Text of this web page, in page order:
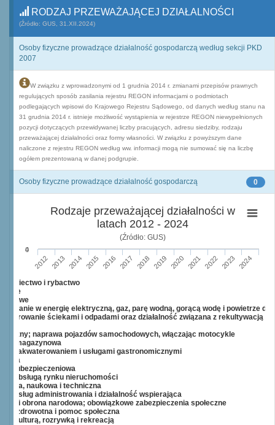
RODZAJ PRZEWAŻAJĄCEJ DZIAŁALNOŚCI
(Źródło: GUS, 31.XII.2024)
Osoby fizyczne prowadzące działalność gospodarczą według sekcji PKD
2007
W związku z wprowadzonymi od 1 grudnia 2014 r. zmianami przepisów prawnych
regulujących sposób zasilania rejestru REGON informacjami o podmiotach
podlegających wpisowi do Krajowego Rejestru Sądowego, od danych według stanu na
31 grudnia 2014 r. istnieje możliwość wystąpienia w rejestrze REGON niewypełnionych
pozycji dotyczących przewidywanej liczby pracujących, adresu siedziby, rodzaju
przeważającej działalności oraz formy własności. W związku z powyższym dane
naliczone z rejestru REGON według ww. informacji mogą nie sumować się na liczbę
ogółem prezentowaną w danej podgrupie.
0
Osoby fizyczne prowadzące działalność gospodarczą
Rodzaje przeważającej działalności w
latach 2012 - 2024
(Źródło: GUS)
2012 2013 2014 2015 2016 2017 2018 2019 2020 2021 2022 2023 2024
0
4
łowiectwo i rybactwo
w energię elektryczną, gaz, parę wodną, gorącą wodę i powietrze do
ściekami i odpadami oraz działalność związana z rekultywacją
naprawa pojazdów samochodowych, włączając motocykle
magazynowa
z zakwaterowaniem i usługami gastronomicznymi
i ubezpieczeniowa
z obsługą rynku nieruchomości
naukowa i techniczna
usług administrowania i działalność wspierająca
i obrona narodowa; obowiązkowe zabezpieczenia społeczne
zdrowotna i pomoc społeczna
z kulturą, rozrywką i rekreacją